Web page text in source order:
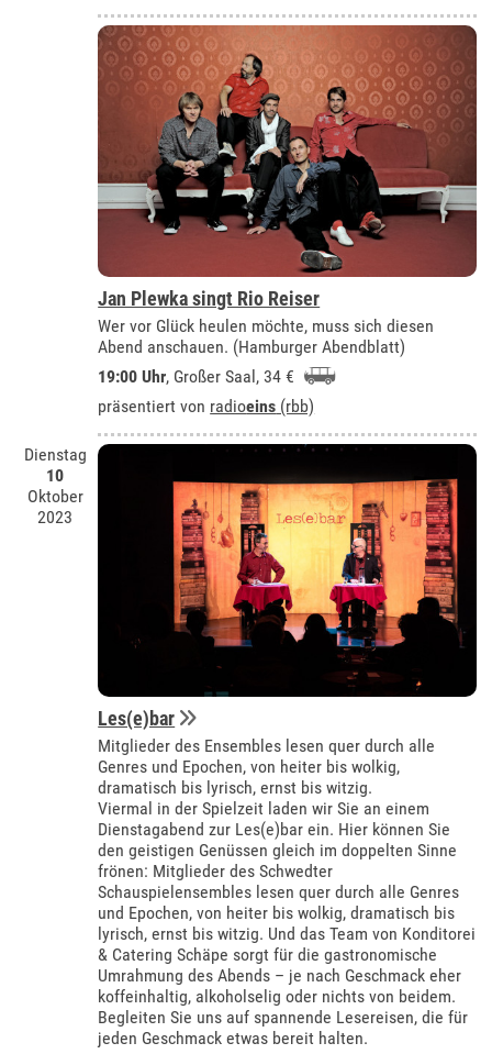
Jan Plewka singt Rio Reiser
Wer vor Glück heulen möchte, muss sich diesen
Abend anschauen. (Hamburger Abendblatt)
19:00 Uhr, Großer Saal , 34 €
präsentiert von radioeins (rbb)
Dienstag
10
Oktober
2023
Les(e)bar
Mitglieder des Ensembles lesen quer durch alle
Genres und Epochen, von heiter bis wolkig,
dramatisch bis lyrisch, ernst bis witzig.
Viermal in der Spielzeit laden wir Sie an einem
Dienstagabend zur Les(e)bar ein. Hier können Sie
den geistigen Genüssen gleich im doppelten Sinne
frönen: Mitglieder des Schwedter
Schauspielensembles lesen quer durch alle Genres
und Epochen, von heiter bis wolkig, dramatisch bis
lyrisch, ernst bis witzig. Und das Team von Konditorei
& Catering Schäpe sorgt für die gastronomische
Umrahmung des Abends – je nach Geschmack eher
koffeinhaltig, alkoholselig oder nichts von beidem.
Begleiten Sie uns auf spannende Lesereisen, die für
jeden Geschmack etwas bereit halten.